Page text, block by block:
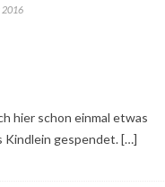
2016
hier schon einmal etwas
Kindlein gespendet. […]